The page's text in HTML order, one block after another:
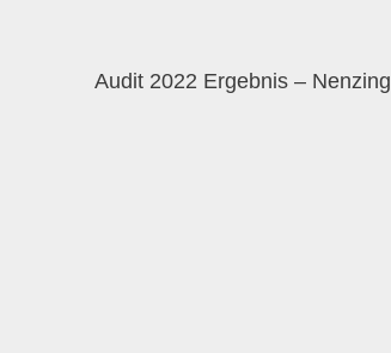
Audit 2022 Ergebnis – Nenzing